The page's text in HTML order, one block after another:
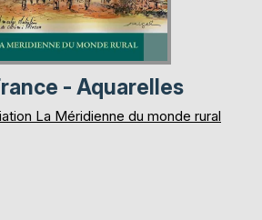
- Aquarelles
La Méridienne du monde rural